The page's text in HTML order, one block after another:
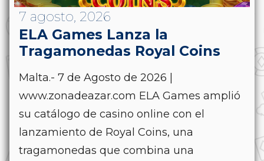
7 agosto, 2026
ELA Games Lanza la
Tragamonedas Royal Coins
Malta.- 7 de Agosto de 2026 |
www.zonadeazar.com ELA Games amplió
su catálogo de casino online con el
lanzamiento de Royal Coins, una
tragamonedas que combina una